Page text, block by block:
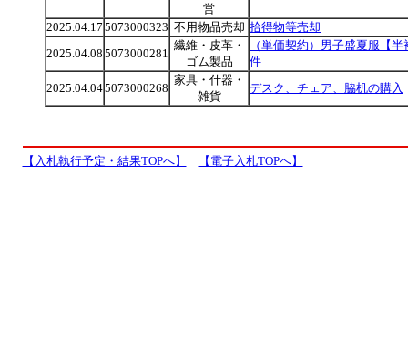
営
2025.04.17 5073000323 不用物品売却 拾得物等売却
2025.04.08 5073000281
繊維・皮革・
ゴム製品
（単価契約）男子盛夏服【
件
2025.04.045073000268
家具・什器・
雑貨
デスク、チェア、脇机の購入
【入札執行予定・結果TOPへ】 【電子入札TOPへ】